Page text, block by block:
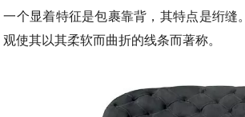
一个显着特征是包裹靠背，其特点是绗缝
观使其以其柔软而曲折的线条而著称。